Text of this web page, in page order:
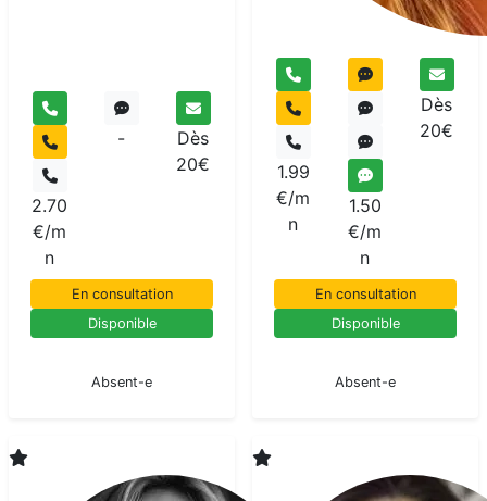
2.70
€/m
n
-
Dès
20€
En consultation
Disponible
Absent-e
1.99
€/m
n
1.50
€/m
n
Dès
20€
En consultation
Disponible
Absent-e